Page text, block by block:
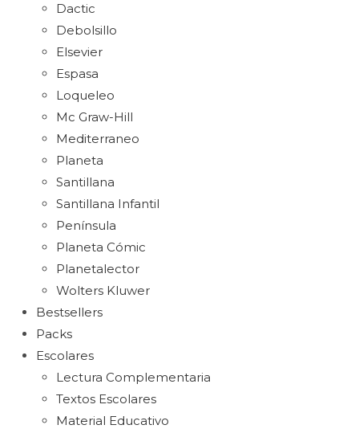
Dactic
Debolsillo
Elsevier
Espasa
Loqueleo
Mc Graw-Hill
Mediterraneo
Planeta
Santillana
Santillana Infantil
Península
Planeta Cómic
Planetalector
Wolters Kluwer
Bestsellers
Packs
Escolares
Lectura Complementaria
Textos Escolares
Material Educativo